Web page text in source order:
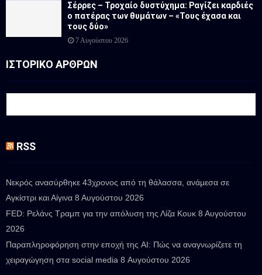
Σέρρες – Τροχαίο δυστύχημα: Ραγίζει καρδιές
ο πατέρας των θυμάτων – «Τους έχασα και
τους δύο»
7 Αυγούστου 2026
ΙΣΤΟΡΙΚΟ ΑΡΘΡΩΝ
RSS
Νεκρός ανασύρθηκε 43χρονος από τη θάλασσα, ανάμεσα σε
Αγκίστρι και Αίγινα 8 Αυγούστου 2026
FED: Ρελάνς Τραμπ για την απόλυση της Λίζα Κουκ 8 Αυγούστου
2026
Παραπληροφόρηση στην εποχή της AI: Πώς να αναγνωρίζετε τη
χειραγώγηση στα social media 8 Αυγούστου 2026